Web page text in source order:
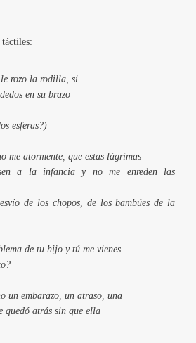
rozo la rodilla, si
en su brazo
esferas?)
me atormente, que estas lágrimas
a la infancia y no me enreden las
de los chopos, de los bambúes de la
de tu hijo y tú me vienes
un embarazo, un atraso, una
quedó atrás sin que ella